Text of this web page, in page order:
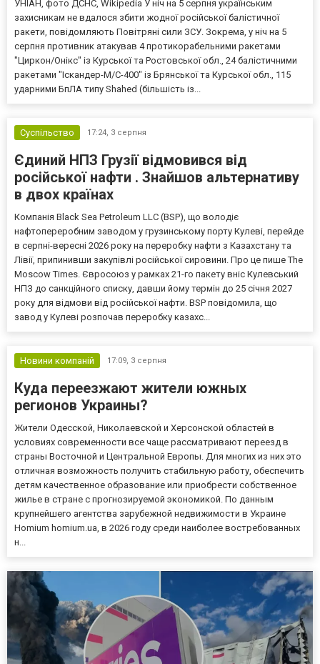
УНІАН, фото ДСНС, Wikipedia У ніч на 5 серпня українським
захисникам не вдалося збити жодної російської балістичної
ракети, повідомляють Повітряні сили ЗСУ. Зокрема, у ніч на 5
серпня противник атакував 4 протикорабельними ракетами
"Циркон/Онікс" із Курської та Ростовської обл., 24 балістичними
ракетами "Іскандер-М/С-400" із Брянської та Курської обл., 115
ударними БпЛА типу Shahed (більшість із...
Суспільство 17:24, 3 серпня
Єдиний НПЗ Грузії відмовився від
російської нафти . Знайшов альтернативу
в двох країнах
Компанія Black Sea Petroleum LLC (BSP), що володіє
нафтопереробним заводом у грузинському порту Кулеві, перейде
в серпні-вересні 2026 року на переробку нафти з Казахстану та
Лівії, припинивши закупівлі російської сировини. Про це пише The
Moscow Times. Євросоюз у рамках 21-го пакету вніс Кулевський
НПЗ до санкційного списку, давши йому термін до 25 січня 2027
року для відмови від російської нафти. BSP повідомила, що
завод у Кулеві розпочав переробку казахс...
Новини компаній 17:09, 3 серпня
Куда переезжают жители южных
регионов Украины?
Жители Одесской, Николаевской и Херсонской областей в
условиях современности все чаще рассматривают переезд в
страны Восточной и Центральной Европы. Для многих из них это
отличная возможность получить стабильную работу, обеспечить
детям качественное образование или приобрести собственное
жилье в стране с прогнозируемой экономикой. По данным
крупнейшего агентства зарубежной недвижимости в Украине
Homium homium.ua, в 2026 году среди наиболее востребованных
н...